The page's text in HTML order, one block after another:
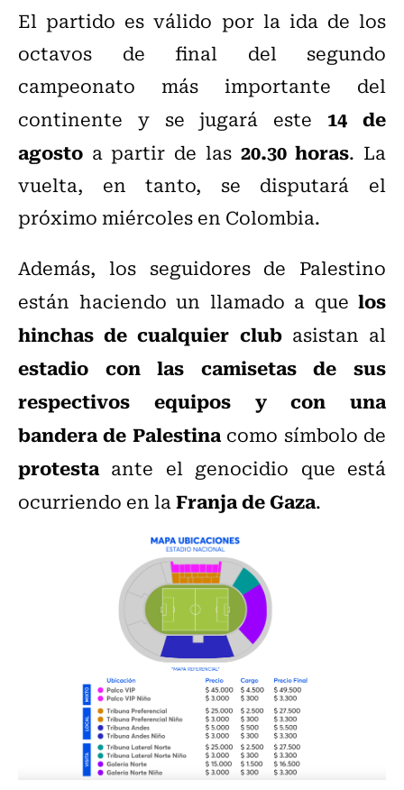
El partido es válido por la ida de los
octavos de final del segundo
campeonato más importante del
continente y se jugará este 14 de
agosto a partir de las 20.30 horas. La
vuelta, en tanto, se disputará el
próximo miércoles en Colombia.
Además, los seguidores de Palestino
están haciendo un llamado a que los
hinchas de cualquier clubasistan al
estadio con las camisetas de sus
respectivos equipos y con una
bandera de Palestinacomo símbolo de
protesta ante el genocidio que está
ocurriendo en laFranja de Gaza.